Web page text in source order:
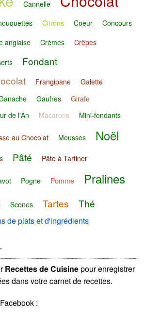
Cannelle
Citrons Coeur Concours
anglaise Crèmes Crêpes
Fondant
Frangipane
Galette
Gaufres
Girafe
de l'An Macarons Mini-fondants
au Chocolat Mousses Noël
Pâté Pâte à Tartiner
Pogne Pomme Pralines
Scones Tartes Thé
de plats et d'ingrédients
Recettes de Cuisinepour enregistrer
dans votre carnet de recettes.
: